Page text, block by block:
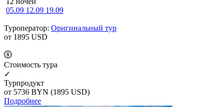
05.09 12.09 19.09
Туроператор: Оригинальный тур
от 1895 USD
Cтоимость тура
✓
Турпродукт
от 5736 BYN (1895 USD)
Подробнее